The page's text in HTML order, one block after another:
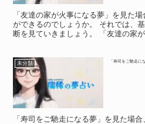
「友達の家が火事になる夢」を見た
ができるのでしょうか。 それでは、
断を見ていきましょう。 「友達の家
未分類 「寿司をご馳走に
「寿司をご馳走になる夢」を見た場